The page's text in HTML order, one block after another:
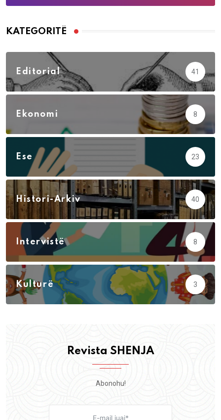
KATEGORITË
Editorial 41
Ekonomi 8
Ese 23
Histori-Arkiv 40
Intervistë 8
Kulturë 3
Revista SHENJA
Abonohu!